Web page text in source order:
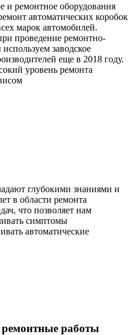
и ремонтное оборудования
автоматических коробок
марок автомобилей.
проведение ремонтно-
заводское
еще в 2018 году.
уровень ремонта
глубокими знаниями и
в области ремонта
что позволяет нам
симптомы
автоматические
ремонтные работы